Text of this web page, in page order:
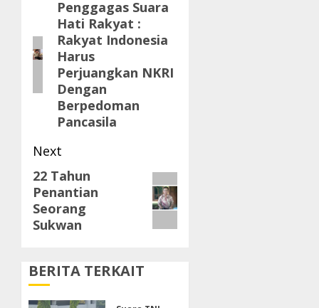
navigation
Previous
post:
Penggagas Suara
Hati Rakyat :
Rakyat Indonesia
Harus
Perjuangkan NKRI
Dengan
Berpedoman
Pancasila
Next
Next
post:
22 Tahun
Penantian
Seorang
Sukwan
BERITA TERKAIT